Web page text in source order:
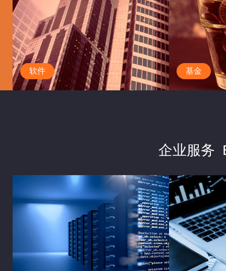
软件 基金
企业服务